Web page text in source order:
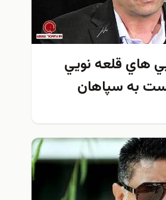
هاي قلعه نويي
به سپاهان